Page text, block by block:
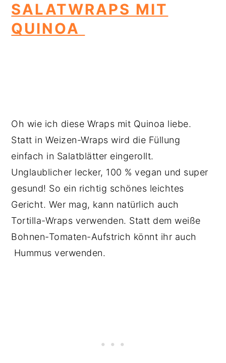
SALATWRAPS MIT
QUINOA
Oh wie ich diese Wraps mit Quinoa liebe.
Statt in Weizen-Wraps wird die Füllung
einfach in Salatblätter eingerollt.
Unglaublicher lecker, 100 % vegan und super
gesund! So ein richtig schönes leichtes
Gericht. Wer mag, kann natürlich auch
Tortilla-Wraps verwenden. Statt dem weiße
Bohnen-Tomaten-Aufstrich könnt ihr auch
Hummus verwenden.